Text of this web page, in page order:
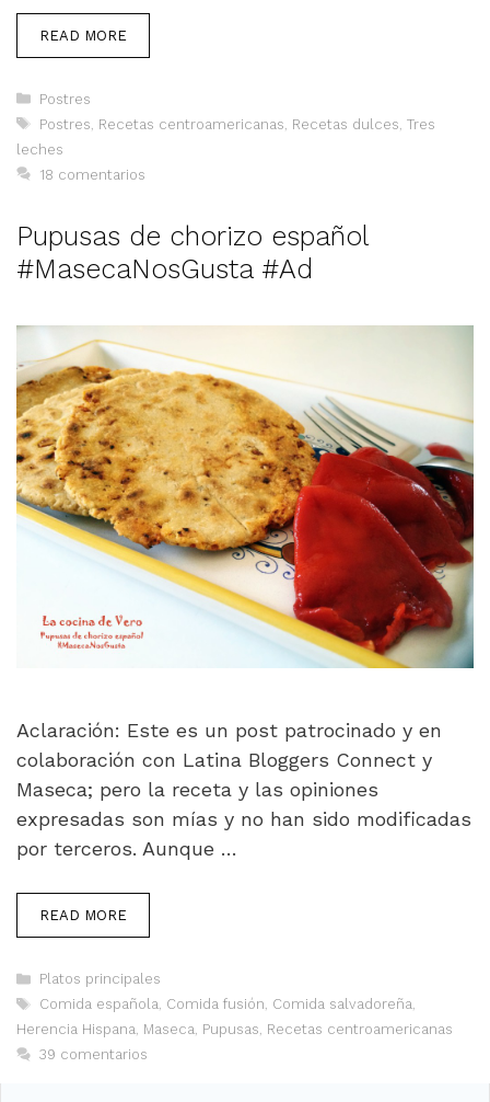
READ MORE
Categorías
Postres
Etiquetas
Postres Recetas centroamericanas Recetas dulces Tres
leches
18 comentarios
Pupusas de chorizo español
#MasecaNosGusta #Ad
Aclaración: Este es un post patrocinado y en
colaboración con Latina Bloggers Connect y
Maseca; pero la receta y las opiniones
expresadas son mías y no han sido modificadas
por terceros. Aunque …
READ MORE
Categorías
Platos principales
Etiquetas
Comida española, Comida fusión, Comida salvadoreña,
Herencia Hispana, Maseca, Pupusas, Recetas centroamericanas
39 comentarios